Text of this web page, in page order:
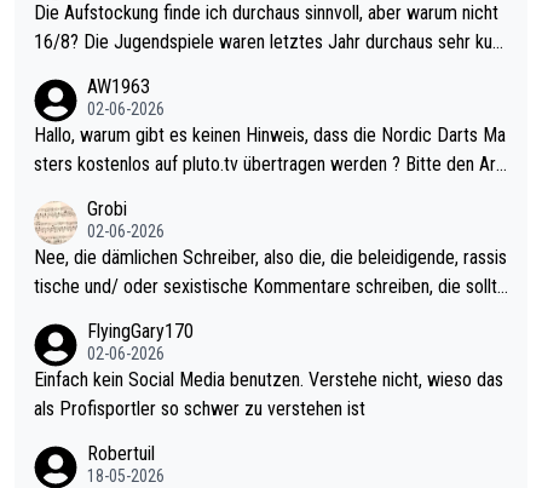
Die Aufstockung finde ich durchaus sinnvoll, aber warum nicht
16/8? Die Jugendspiele waren letztes Jahr durchaus sehr kurz
Allerdings ist Mitchell Lawrie als Nummer 1 der Welt eh qualifi
ziert. Somit ändert die automatische Qualifikation des Weltmei
sters erstmal nichts. Ich denke sie wollen damit für nächstes J
ohl wenig WDF Turniere spielen. Dies war bei Archie Self letzt
es Jahr der Fall. Er musste als amtierender Weltmeister durch
den Qualifier und ich glaube kaum, dass Mitchel sich das (in Ve
gas) antun würde, wenn er doch eigentlich die PDC-WM als Zi
el hat.
AW1963
02-06-2026
Hallo, warum gibt es keinen Hinweis, dass die Nordic Darts Ma
sters kostenlos auf pluto.tv übertragen werden ? Bitte den Arti
Grobi
02-06-2026
Nee, die dämlichen Schreiber, also die, die beleidigende, rassis
tische und/ oder sexistische Kommentare schreiben, die sollte
s Leben in den Griff kriegen. Nur eins wundert mich: Luke Little
r war doch neulich erst derjenige, der über Social Media GvV p
rovoziert hat. Und Littlers Mutter schießt öfters mal gegen Ric
FlyingGary170
02-06-2026
Einfach kein Social Media benutzen. Verstehe nicht, wieso das
als Profisportler so schwer zu verstehen ist
Robertuil
18-05-2026